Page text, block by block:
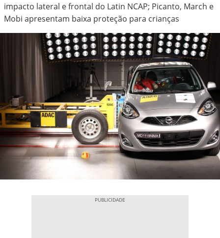
impacto lateral e frontal do Latin NCAP; Picanto, March e
Mobi apresentam baixa proteção para crianças